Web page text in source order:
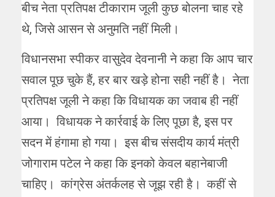
बीच नेता प्रतिपक्ष टीकाराम जूली कुछ बोलना चाह रहे
थे, जिसे आसन से अनुमति नहीं मिली।
विधानसभा स्पीकर वासुदेव देवनानी ने कहा कि आप चार
सवाल पूछ चुके हैं, हर बार खड़े होना सही नहीं है। नेता
प्रतिपक्ष जूली ने कहा कि विधायक का जवाब ही नहीं
आया। विधायक ने कार्रवाई के लिए पूछा है, इस पर
सदन में हंगामा हो गया। इस बीच संसदीय कार्य मंत्री
जोगाराम पटेल ने कहा कि इनको केवल बहानेबाजी
चाहिए। कांग्रेस अंतर्कलह से जूझ रही है। कहीं से